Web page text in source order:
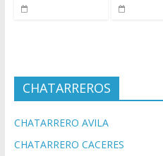
CHATARREROS
CHATARRERO AVILA
CHATARRERO CACERES